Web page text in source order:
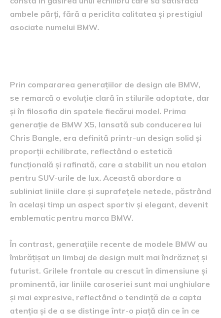
ambele părți, fără a periclita calitatea și prestigiul
asociate numelui BMW.
Prin compararea generațiilor de design ale BMW,
se remarcă o evoluție clară în stilurile adoptate, dar
și în filosofia din spatele fiecărui model. Prima
generație de BMW X5, lansată sub conducerea lui
Chris Bangle, era definită printr-un design solid și
proporții echilibrate, reflectând o estetică
funcțională și rafinată, care a stabilit un nou etalon
pentru SUV-urile de lux. Această abordare a
subliniat liniile clare și suprafețele netede, păstrând
în același timp un aspect sportiv și elegant, devenit
emblematic pentru marca BMW.
În contrast, generațiile recente de modele BMW au
îmbrățișat un limbaj de design mult mai îndrăzneț și
futurist. Grilele frontale au crescut în dimensiune și
prominentă, iar liniile caroseriei sunt mai unghiulare
și mai expresive, reflectând o tendință de a capta
atenția și de a se distinge într-o piață din ce în ce